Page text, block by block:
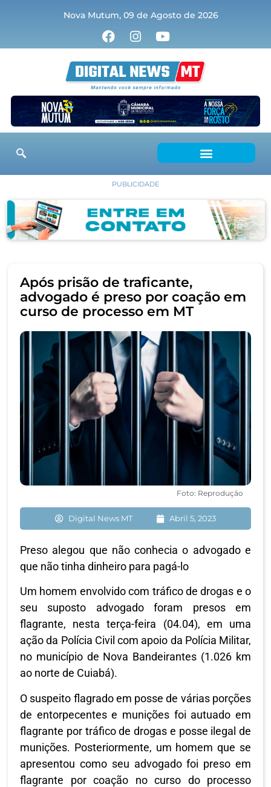
Nova Mutum, 09 de Agosto de 2026
PUBLICIDADE
Após prisão de traficante,
advogado é preso por coação em
curso de processo em MT
Foto: Reprodução
Digital News MT Abril 5, 2023
Preso alegou que não conhecia o advogado e
que não tinha dinheiro para pagá-lo
Um homem envolvido com tráfico de drogas e o
seu suposto advogado foram presos em
flagrante, nesta terça-feira (04.04), em uma
ação da Polícia Civil com apoio da Polícia Militar,
no município de Nova Bandeirantes (1.026 km
ao norte de Cuiabá).
O suspeito flagrado em posse de várias porções
de entorpecentes e munições foi autuado em
flagrante por tráfico de drogas e posse ilegal de
munições. Posteriormente, um homem que se
apresentou como seu advogado foi preso em
flagrante por coação no curso do processo